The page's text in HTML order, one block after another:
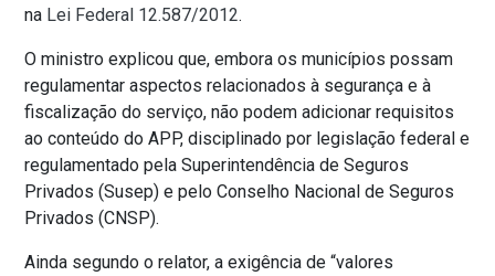
na Lei Federal 12.587/2012.
O ministro explicou que, embora os municípios possam
regulamentar aspectos relacionados à segurança e à
fiscalização do serviço, não podem adicionar requisitos
ao conteúdo do APP, disciplinado por legislação federal e
regulamentado pela Superintendência de Seguros
Privados (Susep) e pelo Conselho Nacional de Seguros
Privados (CNSP).
Ainda segundo o relator, a exigência de “valores